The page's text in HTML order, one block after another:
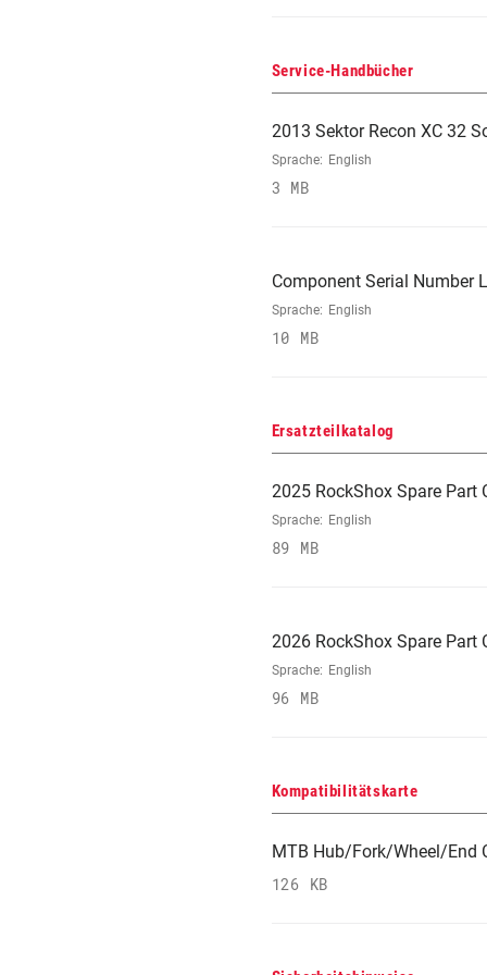
Service-Handbücher
2013 Sektor Recon XC 32
Sprache: English
3 MB
Component Serial Number
Sprache: English
10 MB
Ersatzteilkatalog
2025 RockShox Spare Part
Sprache: English
89 MB
2026 RockShox Spare Part
Sprache: English
96 MB
Kompatibilitätskarte
MTB Hub/Fork/Wheel/End
126 KB